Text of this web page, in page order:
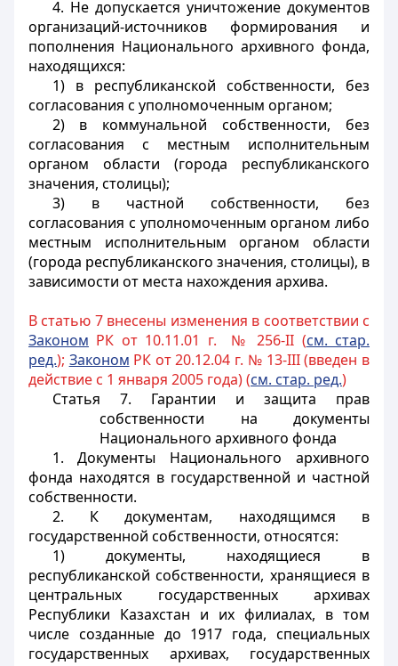
4. Не допускается уничтожение документов
организаций-источников формирования и
пополнения Национального архивного фонда,
находящихся:
1) в республиканской собственности, без
согласования с уполномоченным органом;
2) в коммунальной собственности, без
согласования с местным исполнительным
органом области (города республиканского
значения, столицы);
3) в частной собственности, без
согласования с уполномоченным органом либо
местным исполнительным органом области
(города республиканского значения, столицы), в
зависимости от места нахождения архива.
В статью 7 внесены изменения в соответствии с
Законом РК от 10.11.01 г. № 256-II (см. стар.
ред.); Законом РК от 20.12.04 г. № 13-III (введен в
действие с 1 января 2005 года) (см. стар. ред.)
Статья 7. Гарантии и защита прав
собственности на документы
Национального архивного фонда
1. Документы Национального архивного
фонда находятся в государственной и частной
собственности.
2. К документам, находящимся в
государственной собственности, относятся:
1) документы, находящиеся в
республиканской собственности, хранящиеся в
центральных государственных архивах
Республики Казахстан и их филиалах, в том
числе созданные до 1917 года, специальных
государственных архивах, государственных